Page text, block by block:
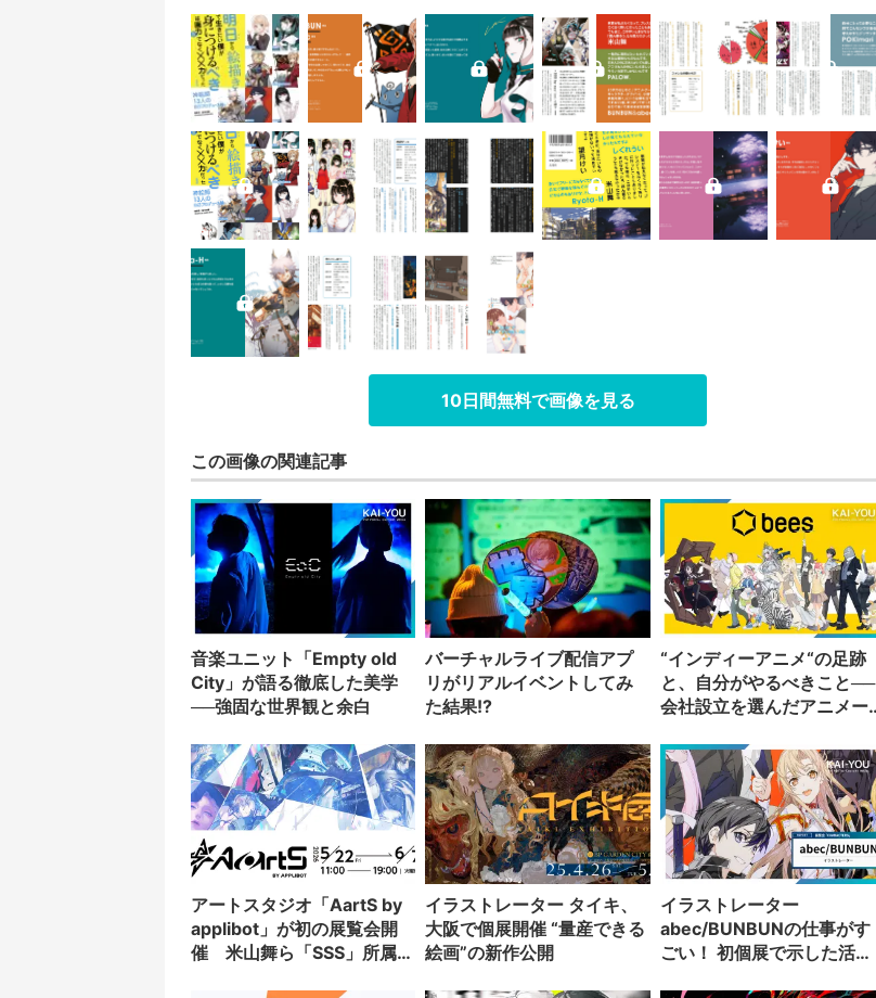
10日間無料で画像を見る
この画像の関連記事
音楽ユニット「Empty old
City」が語る徹底した美学
──強固な世界観と余白
バーチャルライブ配信アプ
リがリアルイベントしてみ
た結果!?
“インディーアニメ“の足跡
と、自分がやるべきこと──
会社設立を選んだアニメー
アートスタジオ「AartS by
applibot」が初の展覧会開
催 米山舞ら「SSS」所属作
イラストレーター タイキ、
大阪で個展開催 “量産できる
絵画”の新作公開
イラストレーター
abec/BUNBUNの仕事がす
ごい！ 初個展で示した活動